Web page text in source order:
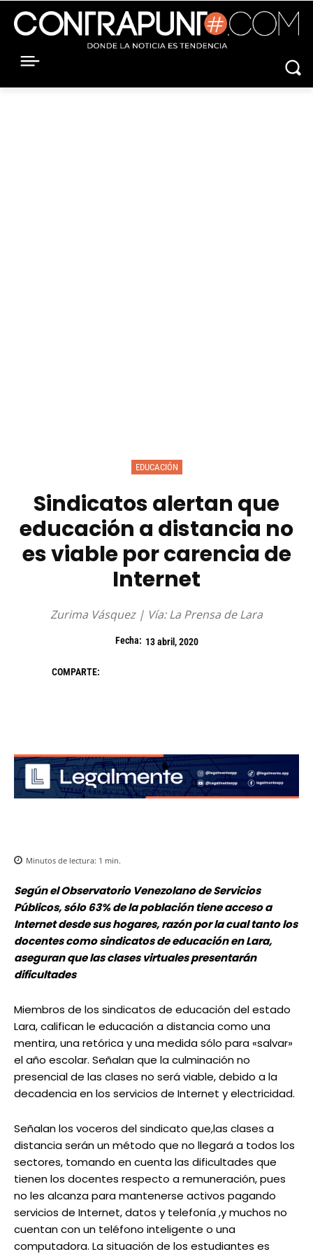
EDUCACIÓN
Sindicatos alertan que
educación a distancia no
es viable por carencia de
Internet
Zurima Vásquez | Vía: La Prensa de Lara
Fecha: 13 abril, 2020
COMPARTE:
Minutos de lectura: 1 min.
Según el Observatorio Venezolano de Servicios
Públicos, sólo 63% de la población tiene acceso a
Internet desde sus hogares, razón por la cual tanto los
docentes como sindicatos de educación en Lara,
aseguran que las clases virtuales presentarán
dificultades
Miembros de los sindicatos de educación del estado
Lara, califican le educación a distancia como una
mentira, una retórica y una medida sólo para «salvar»
el año escolar. Señalan que la culminación no
presencial de las clases no será viable, debido a la
decadencia en los servicios de Internet y electricidad.
Señalan los voceros del sindicato que,las clases a
distancia serán un método que no llegará a todos los
sectores, tomando en cuenta las dificultades que
tienen los docentes respecto a remuneración, pues
no les alcanza para mantenerse activos pagando
servicios de Internet, datos y telefonía ,y muchos no
cuentan con un teléfono inteligente o una
computadora. La situación de los estudiantes es